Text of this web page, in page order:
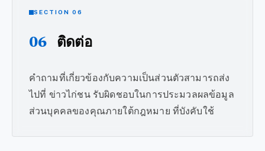
SECTION 06
06 ติดต่อ
คำถามที่เกี่ยวข้องกับความเป็นส่วนตัวสามารถส่ง
ไปที่ ข่าวไก่ชน รับผิดชอบในการประมวลผลข้อมูล
ส่วนบุคคลของคุณภายใต้กฎหมาย ที่บังคับใช้